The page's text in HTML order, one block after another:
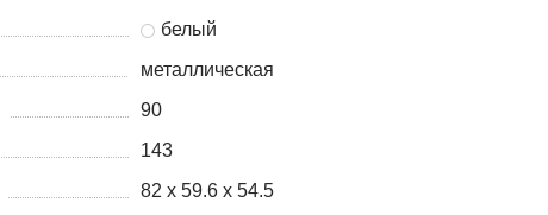
белый
металлическая
90
143
82 х 59.6 х 54.5